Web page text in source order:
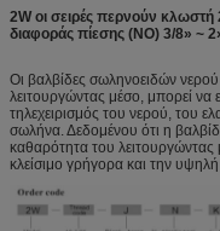
2W οι σειρές περνούν
διαφοράς πίεσης (NO) 3/8» ~
Οι βαλβίδες σωληνοειδών
λειτουργώντας μέσο, μπορεί να
τηλεχειρισμός του νερού, του
σωλήνα. Δεδομένου ότι η
καθαρότητα του λειτουργώντας
κλείσιμο γρήγορα και την υψηλή